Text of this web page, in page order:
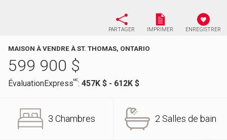
PARTAGER IMPRIMER ENREGISTRER
MAISON À VENDRE À ST. THOMAS, ONTARIO
599 900 $
ÉvaluationExpressMC: 457K $ - 612K $
3 Chambres 2 Salles de bain